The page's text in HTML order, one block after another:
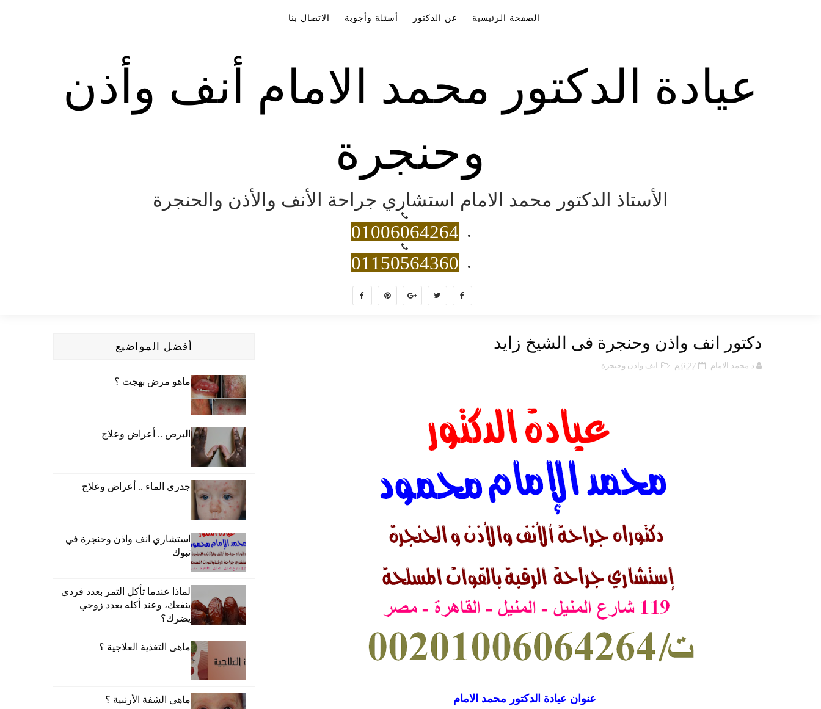
الصفحة الرئيسية عن الدكتور أسئلة وأجوبة الاتصال بنا
عيادة الدكتور محمد الامام أنف وأذن
وحنجرة
الأستاذ الدكتور محمد الامام استشاري جراحة الأنف والأذن والحنجرة
01006064264
01150564360
دكتور انف واذن وحنجرة فى الشيخ زايد
د محمد الامام 6:27 م انف واذن وحنجرة
عنوان عيادة الدكتور محمد الامام
أفضل المواضيع
ماهو مرض بهجت ؟
البرص .. أعراض وعلاج
جدرى الماء .. أعراض وعلاج
استشاري انف واذن وحنجرة في
تبوك
لماذا عندما تأكل التمر بعدد فردي
ينفعك، وعند أكله بعدد زوجي
يضرك؟
ماهى التغذية العلاجية ؟
ماهى الشفة الأرنبية ؟